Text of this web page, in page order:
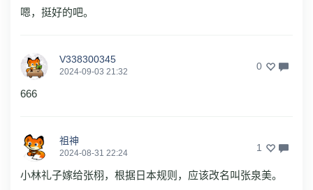
嗯，挺好的吧。
V338300345
2024-09-03 21:32 0
666
祖神
2024-08-31 22:24 1
小林礼子嫁给张栩，根据日本规则，应该改名叫张泉美。